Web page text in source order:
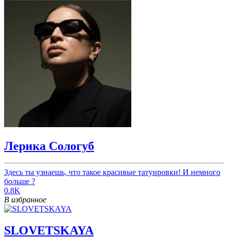
Лерика Сологуб
Здесь ты узнаешь, что такое красивые татуировки! И немного
больше ?
0.8K
В избранное
SLOVETSKAYA